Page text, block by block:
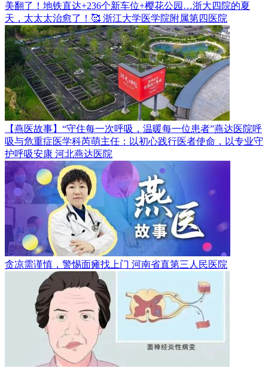
美翻了！地铁直达+236个新车位+樱花公园…浙大四院的夏
天，太太太治愈了！🥰 浙江大学医学院附属第四医院
【燕医故事】“守住每一次呼吸，温暖每一位患者”燕达医院呼
吸与危重症医学科芮萌主任：以初心践行医者使命，以专业守
护呼吸安康 河北燕达医院
贪凉需谨慎，警惕面瘫找上门 河南省直第三人民医院